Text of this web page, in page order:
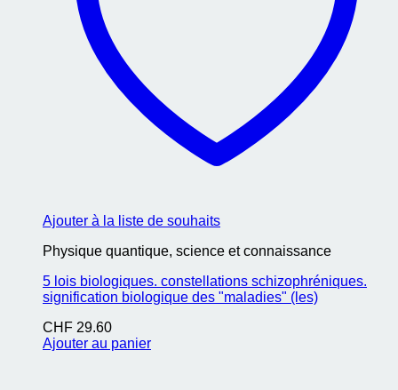
Ajouter à la liste de souhaits
Physique quantique, science et connaissance
5 lois biologiques. constellations schizophréniques.
signification biologique des "maladies" (les)
CHF 29.60
Ajouter au panier